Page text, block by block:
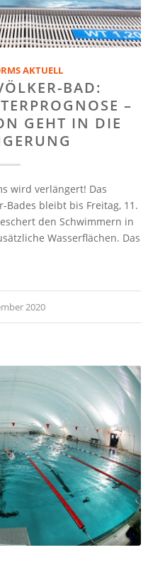
AKTUELL
BAD:
–
GEHT IN DIE
wird verlängert! Das
Bades bleibt bis Freitag, 11.
den Schwimmern in
Wasserflächen. Das
2020